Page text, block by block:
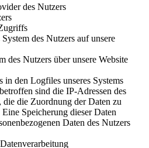
des Nutzers
des Nutzers auf unsere
des Nutzers über unsere Website
in den Logfiles unseres Systems
sind die IP-Adressen des
die die Zuordnung der Daten zu
Speicherung dieser Daten
Daten des Nutzers